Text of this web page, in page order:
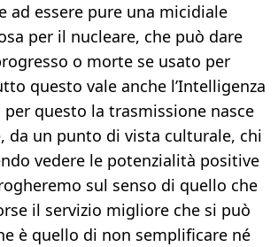
ad essere pure una micidiale
per il nucleare, che può dare
o morte se usato per
questo vale anche l’Intelligenza
questo la trasmissione nasce
da un punto di vista culturale, chi
vedere le potenzialità positive
sul senso di quello che
il servizio migliore che si può
è quello di non semplificare né